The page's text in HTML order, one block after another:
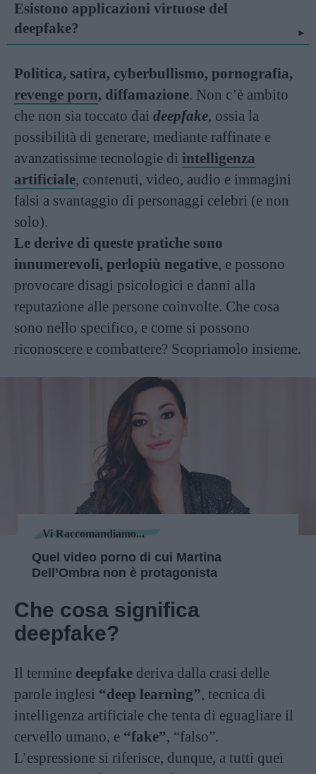
Esistono applicazioni virtuose del
deepfake?
Politica, satira, cyberbullismo, pornografia,
revenge porn, diffamazione. Non c’è ambito
che non sia toccato dai deepfake, ossia la
possibilità di generare, mediante raffinate e
avanzatissime tecnologie di intelligenza
artificiale, contenuti, video, audio e immagini
falsi a svantaggio di personaggi celebri (e non
solo).
Le derive di queste pratiche sono
innumerevoli, perlopiù negative, e possono
provocare disagi psicologici e danni alla
reputazione alle persone coinvolte. Che cosa
sono nello specifico, e come si possono
riconoscere e combattere? Scopriamolo insieme.
Vi Raccomandiamo...
Quel video porno di cui Martina
Dell’Ombra non è protagonista
Che cosa significa
deepfake?
Il termine deepfake deriva dalla crasi delle
parole inglesi “deep learning”, tecnica di
intelligenza artificiale che tenta di eguagliare il
cervello umano, e “fake”, “falso”.
L’espressione si riferisce, dunque, a tutti quei